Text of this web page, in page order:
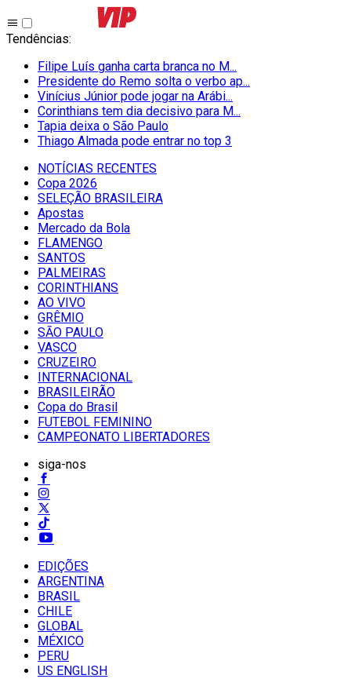
Tendências:
Filipe Luís ganha carta branca no M...
Presidente do Remo solta o verbo ap...
Vinícius Júnior pode jogar na Arábi...
Corinthians tem dia decisivo para M...
Tapia deixa o São Paulo
Thiago Almada pode entrar no top 3
NOTÍCIAS RECENTES
Copa 2026
SELEÇÃO BRASILEIRA
Apostas
Mercado da Bola
FLAMENGO
SANTOS
PALMEIRAS
CORINTHIANS
AO VIVO
GRÊMIO
SĀO PAULO
VASCO
CRUZEIRO
INTERNACIONAL
BRASILEIRÃO
Copa do Brasil
FUTEBOL FEMININO
CAMPEONATO LIBERTADORES
siga-nos
EDIÇÕES
ARGENTINA
BRASIL
CHILE
GLOBAL
MÉXICO
PERU
US ENGLISH